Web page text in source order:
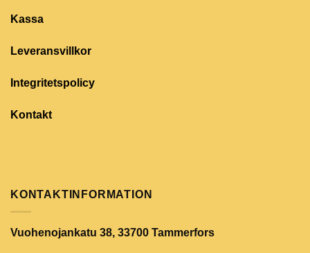
Kassa
Leveransvillkor
Integritetspolicy
Kontakt
KONTAKTINFORMATION
Vuohenojankatu 38, 33700 Tammerfors